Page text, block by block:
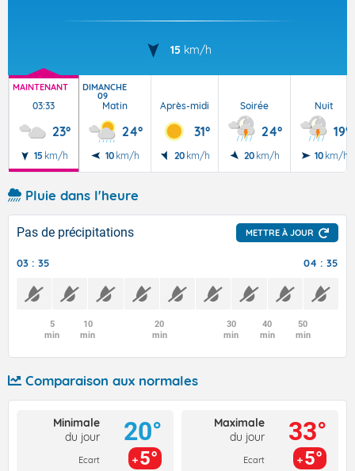
15 km/h
MAINTENANT
03:33
23°
15 km/h
DIMANCHE
09
Matin
24°
10 km/h
Après-midi
31°
20 km/h
Soirée
24°
20 km/h
Nuit
19°
10 km/h
Pluie dans l'heure
Pas de précipitations METTRE À JOUR
03 : 35 04 : 35
5
min
10
min
20
min
30
min
40
min
50
min
Comparaison aux normales
Minimale
du jour
Ecart
20°
5°
Maximale
du jour
Ecart
33°
5°